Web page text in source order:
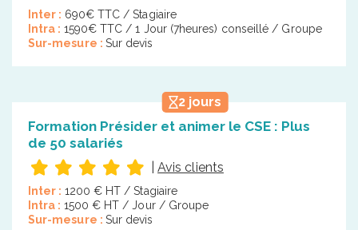
Inter : 690€ TTC / Stagiaire
Intra : 1590€ TTC / 1 Jour (7heures) conseillé / Groupe
Sur-mesure : Sur devis
2 jours
Formation Présider et animer le CSE : Plus
de 50 salariés
Avis clients
Inter : 1200 € HT / Stagiaire
Intra : 1500 € HT / Jour / Groupe
Sur-mesure : Sur devis